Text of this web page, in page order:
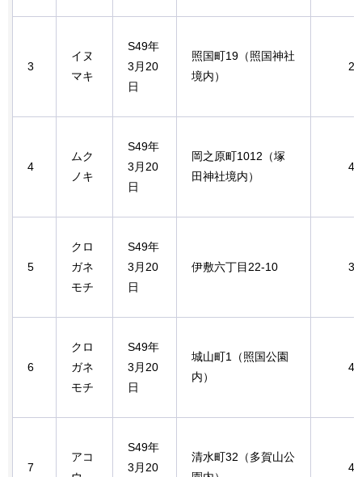
3
イヌ
マキ
S49年
3月20
日
照国町19（照国神社
境内）
4
ムク
ノキ
S49年
3月20
日
岡之原町1012（塚
田神社境内）
5
クロ
ガネ
モチ
S49年
3月20
日
伊敷六丁目22-10
6
クロ
ガネ
モチ
S49年
3月20
日
城山町1（照国公園
内）
7
アコ
S49年
3月20
清水町32（多賀山公